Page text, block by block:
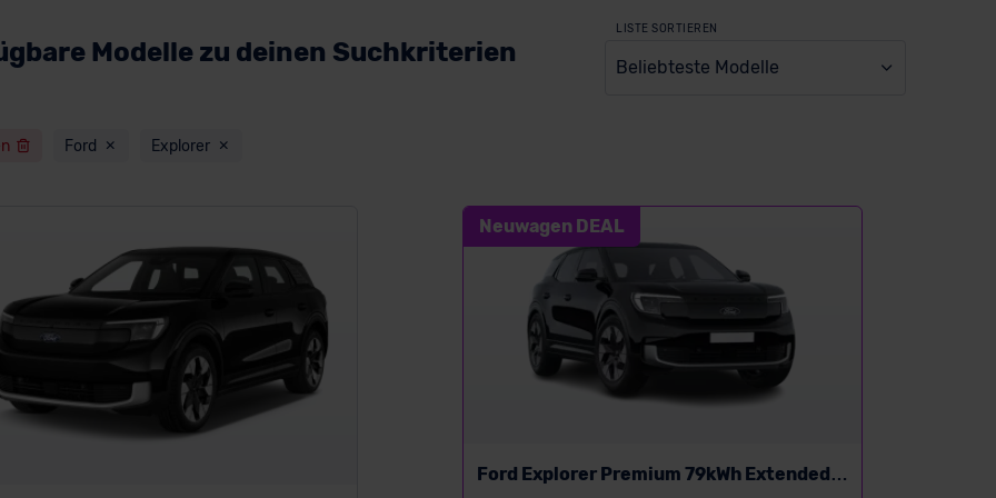
Modelle zu deinen Suchkriterien
LISTE SORTIEREN
Beliebteste Modelle
Ford Explorer
Neuwagen DEAL
Ford Explorer Premium 79kWh Extended